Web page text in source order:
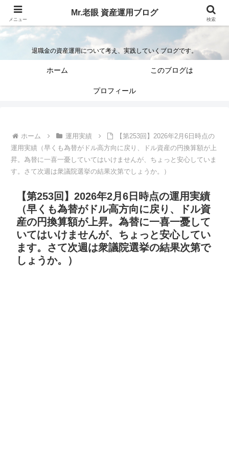
Mr.老眼の退職金を資産運用するブログ
退職金の資産運用について考え、実践していくブログです。
ホーム このブログは
プロフィール
ホーム 運用実績
【第253回】2026年2月6日時点の
運用実績（早くも為替がドル高方向に戻り、ドル資産の円換算額が上
昇。為替に一喜一憂していてはいけませんが、ちょっと安心していま
す。さて次週は衆議院選挙の結果次第でしょうか。）
【第253回】2026年2月6日時点の運用実績
（早くも為替がドル高方向に戻り、ドル資
産の円換算額が上昇。為替に一喜一憂して
いてはいけませんが、ちょっと安心してい
ます。さて次週は衆議院選挙の結果次第で
しょうか。）
メニュー
Mr.老眼 資産運用ブログ
検索